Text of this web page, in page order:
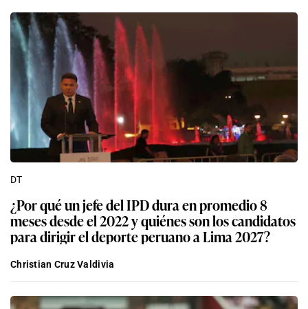
DT
¿Por qué un jefe del IPD dura en promedio 8
meses desde el 2022 y quiénes son los candidatos
para dirigir el deporte peruano a Lima 2027?
Christian Cruz Valdivia